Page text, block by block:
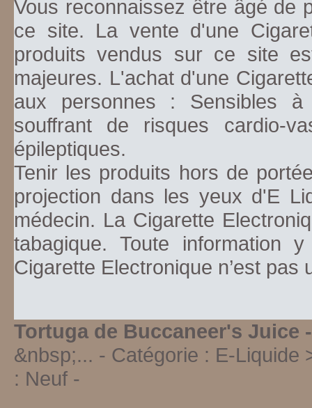
Vous reconnaissez être âgé de
ce site. La vente d'une
produits vendus sur ce site
majeures. L'achat d'une
aux personnes : Sensibles
souffrant de risques cardio-
épileptiques.
Tenir les produits hors de
projection dans les yeux d'E
médecin. La Cigarette
tabagique. Toute information
Cigarette Electronique n’est pas
Tortuga de Buccaneer's Juice
&nbsp;... - Catégorie : E-Liquide
: Neuf -